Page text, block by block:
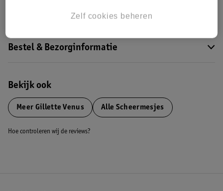
Bestel & Bezorginformatie
Bekijk ook
Meer Gillette Venus Alle Scheermesjes
Hoe controleren wij de reviews?
Zelf cookies beheren